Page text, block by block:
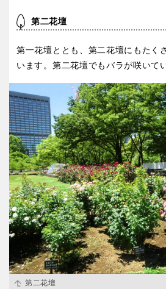
第二花壇
第一花壇ととも、第二花壇にもたく
います。第二花壇でもバラが咲いて
第二花壇